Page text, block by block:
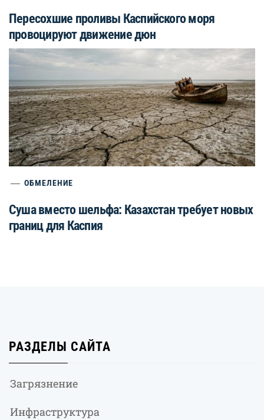
Пересохшие проливы Каспийского моря
провоцируют движение дюн
ОБМЕЛЕНИЕ
Суша вместо шельфа: Казахстан требует новых
границ для Каспия
РАЗДЕЛЫ САЙТА
Загрязнение
Инфраструктура